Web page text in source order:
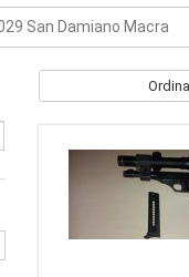
San Damiano Macra